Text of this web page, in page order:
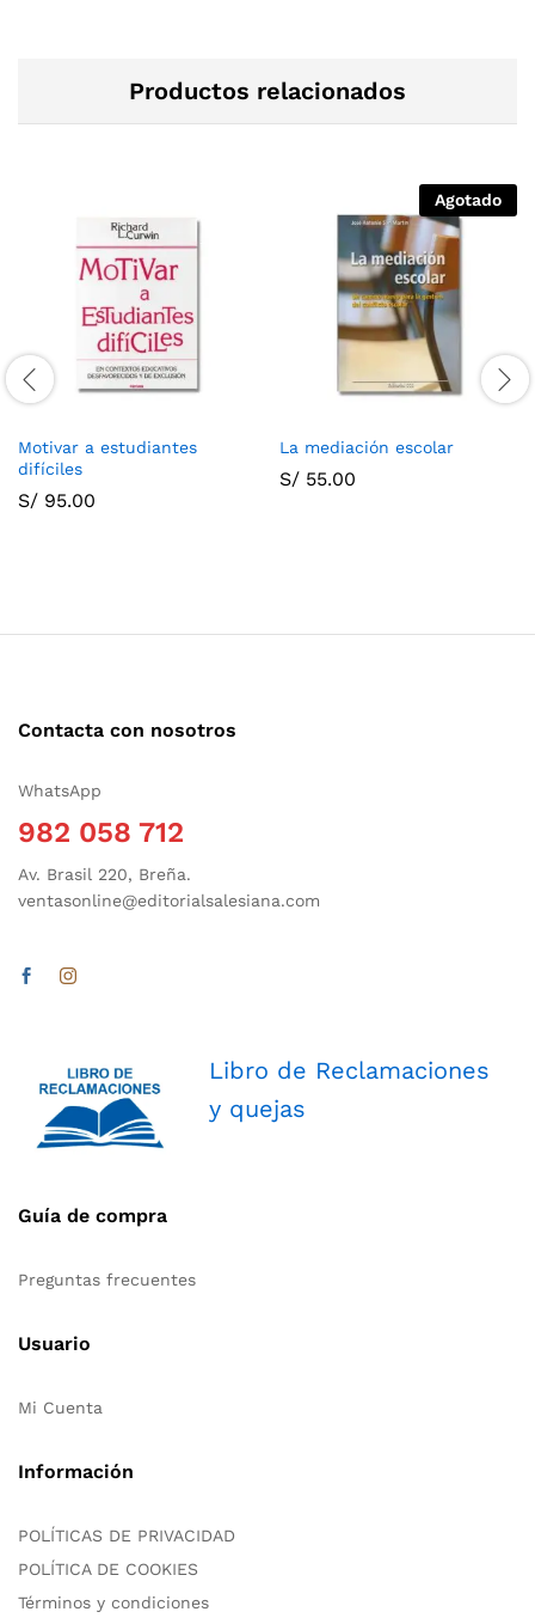
Productos relacionados
Motivar a estudiantes
difíciles
S/ 95.00
Agotado
La mediación escolar
S/ 55.00
Contacta con nosotros
WhatsApp
982 058 712
Av. Brasil 220, Breña.
ventasonline@editorialsalesiana.com
Libro de Reclamaciones
y quejas
Guía de compra
Preguntas frecuentes
Usuario
Mi Cuenta
Información
POLÍTICAS DE PRIVACIDAD
POLÍTICA DE COOKIES
Términos y condiciones